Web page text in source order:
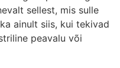
sellest, mis sulle
ainult siis, kui tekivad
peavalu või